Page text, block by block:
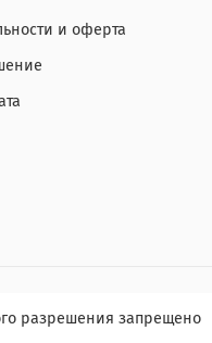
и оферта
разрешения запрещено